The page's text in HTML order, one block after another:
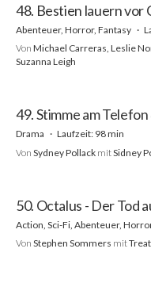
48. Bestien lauern vor
Abenteuer, Horror, Fantasy
Von Michael Carreras, Leslie
Suzanna Leigh
49. Stimme am Telefon
Drama
Laufzeit: 98 min
Von Sydney Pollack mitSidney
50. Octalus - Der Tod
Action, Sci-Fi, Abenteuer,
Von Stephen Sommers mit